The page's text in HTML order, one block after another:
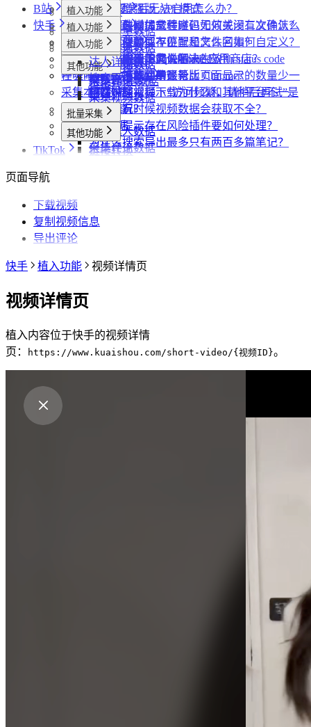
数据上报
采集模式
采集历史
账号管理
任务闹钟
采集本页数据
媒体文件下载
便捷复制数据
CRX 安装后无法启用怎么办？
下载插件时提示程序包无效或没有文件怎么
办？
为什么无法访问 Chrome 应用商店？
为什么推荐使用最新版 Chrome？
什么是增强版 API 模式
什么是自动加载验证码
如何免费获取 VIP
第三方收费下载说明
为什么不能注册账号
下载相关问题
批量下载媒体文件时，如何关闭二次确认？
下载文件的保存位置和文件名如何自定义？
为什么配置的文件名未生效？
飞书相关问题
提示字段类型不匹配是怎么回事？
提示权限不足怎么解决？
小红书相关问题
小红书出现“Request failed with status code
406“是怎么回事？
小红书经常提示“访问频繁，请稍后再试”是
什么情况？
小红书提示存在风险插件要如何处理？
为什么搜索导出最多只有两百多篇笔记？
抖音相关问题
为什么采集到的评论比页面显示的数量少一
些？
为什么有时候视频数据会获取不全？
哔哩哔哩相关问题
哔哩哔哩视频下载为什么和其他平台不一
样？
专辑页
笔记详情页
搜索页
博主详情页
批量采集
采集博主数据
采集评论数据
采集笔记数据
其他功能
链接转换
植入功能
搜索页
达人详情页
视频详情页
批量采集
采集达人数据
采集视频数据
采集评论数据
其他功能
链接转换
B站
植入功能
搜索页
UP主详情页
视频详情页
批量采集
采集评论数据
采集UP主数据
采集视频数据
其他功能
链接转换
快手
植入功能
达人详情页
搜索页
视频详情页
批量采集
采集达人数据
采集评论数据
其他功能
链接转换
TikTok
采集视频数据
其他功能
短链解析
页面导航
下载视频
复制视频信息
导出评论
快手 植入功能 视频详情页
视频详情页
植入内容位于快手的视频详情
页：
https://www.kuaishou.com/short-video/{视频ID}。